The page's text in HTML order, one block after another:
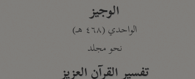
الوجيز
الواحدي (٤٦٨ هـ)
نحو مجلد
تفسير القرآن العزيز